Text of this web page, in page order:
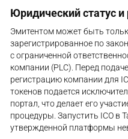
Юридический статус и
Эмитентом может быть
зарегистрированное по
с ограниченной
компании (PLC). Перед
регистрацию компании для
токенов подается
портал, что делает его
процедуры. Запустить ICO в
утвержденной платформы